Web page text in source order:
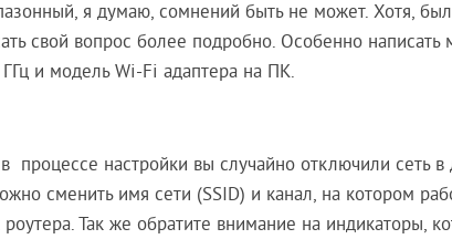
я думаю, сомнений быть не может. Хотя,
свой вопрос более подробно. Особенно написать
и модель Wi-Fi адаптера на ПК.
процессе настройки вы случайно отключили сеть в
сменить имя сети (SSID) и канал, на котором
Так же обратите внимание на индикаторы,